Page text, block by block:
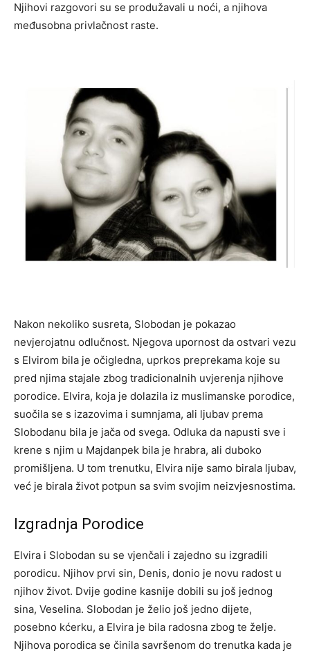
Njihovi razgovori su se produžavali u noći, a njihova
međusobna privlačnost raste.
Nakon nekoliko susreta, Slobodan je pokazao
nevjerojatnu odlučnost. Njegova upornost da ostvari vezu
s Elvirom bila je očigledna, uprkos preprekama koje su
pred njima stajale zbog tradicionalnih uvjerenja njihove
porodice. Elvira, koja je dolazila iz muslimanske porodice,
suočila se s izazovima i sumnjama, ali ljubav prema
Slobodanu bila je jača od svega. Odluka da napusti sve i
krene s njim u Majdanpek bila je hrabra, ali duboko
promišljena. U tom trenutku, Elvira nije samo birala ljubav,
već je birala život potpun sa svim svojim neizvjesnostima.
Izgradnja Porodice
Elvira i Slobodan su se vjenčali i zajedno su izgradili
porodicu. Njihov prvi sin, Denis, donio je novu radost u
njihov život. Dvije godine kasnije dobili su još jednog
sina, Veselina. Slobodan je želio još jedno dijete,
posebno kćerku, a Elvira je bila radosna zbog te želje.
Njihova porodica se činila savršenom do trenutka kada je